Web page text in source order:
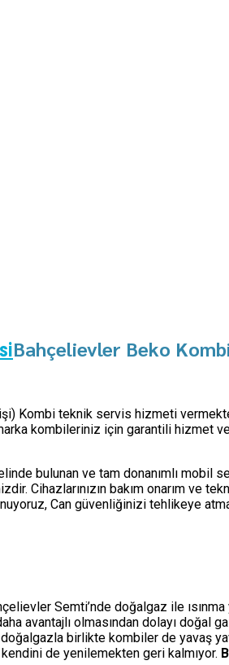
Bahçelievler Beko
Kombi teknik servis hizmeti
kombileriniz için garantili hizmet
bulunan ve tam donanımlı
Cihazlarınızın bakım onarım ve
Can güvenliğinizi tehlikeye
Semti’nde doğalgaz ile
avantajlı olmasından dolayı doğal
birlikte kombiler de yavaş
de yenilemekten geri kalmıyor.